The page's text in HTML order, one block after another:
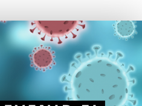
17, 2020No hay comentarios